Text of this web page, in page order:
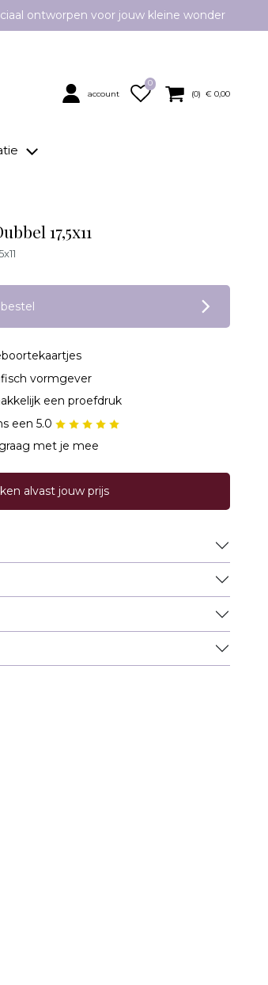
ontworpen voor jouw kleine wonder
account
0
(0) € 0,00
17,5x11
vormgever
een proefdruk
een 5.0
met je mee
alvast jouw prijs